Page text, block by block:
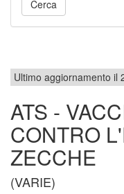
Ultimo aggiornamento il
ATS -
CONTRO
ZECCHE
(VARIE)